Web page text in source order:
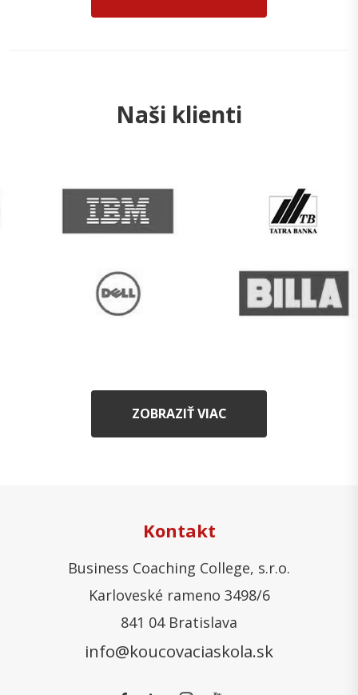
Naši klienti
ZOBRAZIŤ VIAC
Kontakt
Business Coaching College, s.r.o.
Karloveské rameno 3498/6
841 04 Bratislava
info@koucovaciaskola.sk